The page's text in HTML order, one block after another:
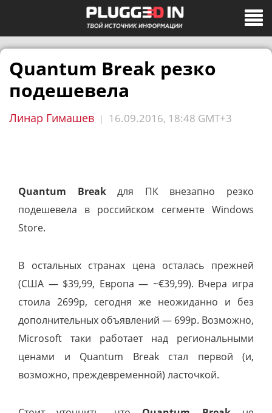
Quantum Break резко
подешевела
Линар Гимашев | 16.09.2016, 18:48 GMT+3
Quantum Breakдля ПК внезапно резко
подешевела в российском сегменте Windows
Store.
В остальных странах цена осталась прежней
(США — $39,99, Европа — ~€39,99). Вчера игра
стоила 2699р, сегодня же неожиданно и без
дополнительных объявлений — 699р. Возможно,
Microsoft таки работает над региональными
ценами и Quantum Break стал первой (и,
возможно, преждевременной) ласточкой.